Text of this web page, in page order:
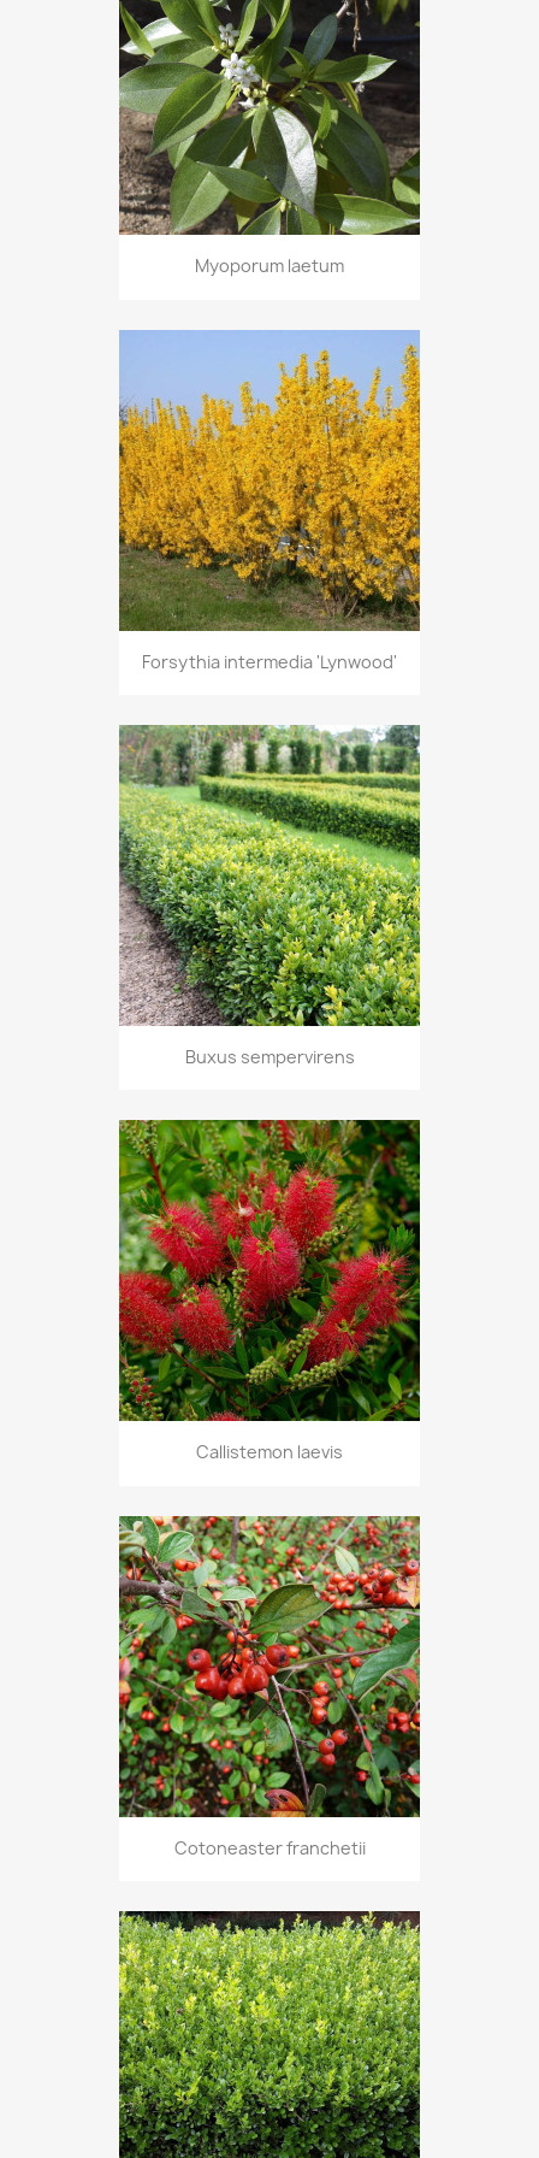
Myoporum laetum
Forsythia intermedia 'Lynwood'
Buxus sempervirens
Callistemon laevis
Cotoneaster franchetii